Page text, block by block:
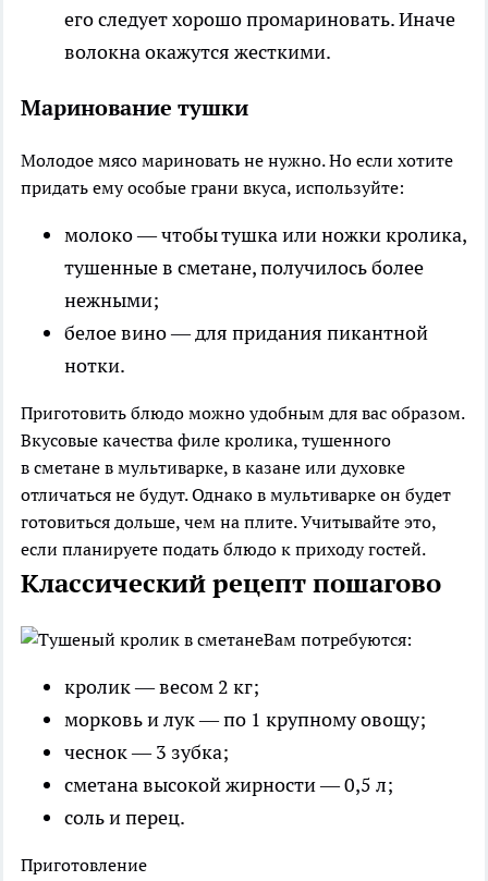
его следует хорошо промариновать. Иначе
волокна окажутся жесткими.
Маринование тушки
Молодое мясо мариновать не нужно. Но если хотите
придать ему особые грани вкуса, используйте:
молоко— чтобы тушка или ножки кролика,
тушенные в сметане, получилось более
нежными;
белое вино— для придания пикантной
нотки.
Приготовить блюдо можно удобным для вас образом.
Вкусовые качества филе кролика, тушенного
в сметане в мультиварке, в казане или духовке
отличаться не будут. Однако в мультиварке он будет
готовиться дольше, чем на плите. Учитывайте это,
если планируете подать блюдо к приходу гостей.
Классический рецепт пошагово
Вам потребуются:
кролик — весом 2 кг;
морковь и лук — по 1 крупному овощу;
чеснок — 3 зубка;
сметана высокой жирности — 0,5 л;
соль и перец.
Приготовление